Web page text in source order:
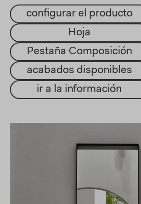
configurar el producto
Hoja
Pestaña Composición
acabados disponibles
ir a la información